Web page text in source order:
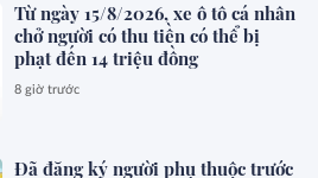
Từ ngày 15/8/2026, xe ô tô cá nhân
chở người có thu tiền có thể bị
phạt đến 14 triệu đồng
8 giờ trước
Đã đăng ký người phụ thuộc trước